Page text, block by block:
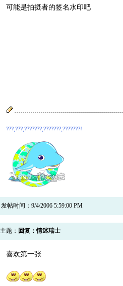
可能是拍摄者的签名水印吧
???,???,???????,???????,???????!
发帖时间：9/4/2006 5:59:00 PM
主题： 回复：情迷瑞士
喜欢第一张